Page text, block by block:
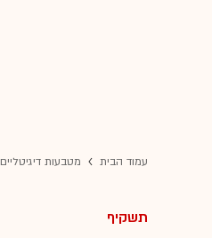
עמוד הבית מטבעות דיגיטליים
תשקיף